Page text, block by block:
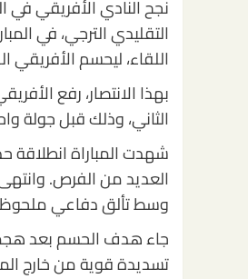
التقليدي الترجي، في
اللقاء، ليحسم الأفريقي
الثاني، وذلك قبل جولة
شهدت المباراة انطلاقة
العديد من الفرص.
وسط تألق دفاعي
جاء هدف الحسم بعد
تسديدة قوية من خارج